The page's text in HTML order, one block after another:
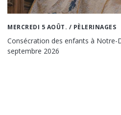
MERCREDI 5 AOÛT. / PÈLERINAGES
Consécration des enfants à Notre-
septembre 2026